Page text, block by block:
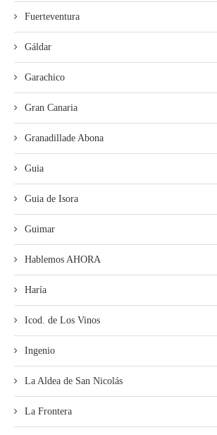
Fuerteventura
Gáldar
Garachico
Gran Canaria
Granadillade Abona
Guia
Guia de Isora
Guimar
Hablemos AHORA
Haría
Icod. de Los Vinos
Ingenio
La Aldea de San Nicolás
La Frontera